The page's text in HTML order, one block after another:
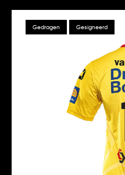
Gedragen Gesigneerd